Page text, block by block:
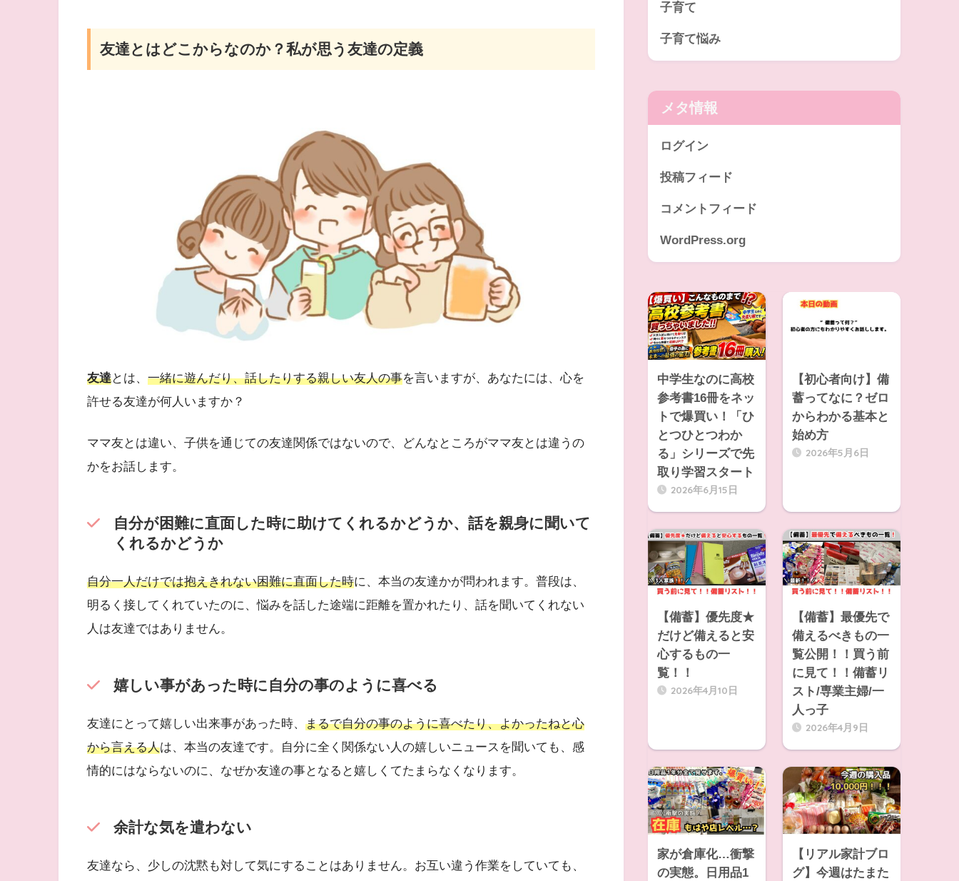
友達とはどこからなのか？私が思う友達の定義
友達とは、 一緒に遊んだり、話したりする親しい友人の事を言いますが、あなたには、心を
許せる友達が何人いますか？
ママ友とは違い、子供を通じての友達関係ではないので、どんなところがママ友とは違うの
かをお話します。
自分が困難に直面した時に助けてくれるかどうか、話を親身に聞いて
くれるかどうか
自分一人だけでは抱えきれない困難に直面した時に、本当の友達かが問われます。普段は、
明るく接してくれていたのに、悩みを話した途端に距離を置かれたり、話を聞いてくれない
人は友達ではありません。
嬉しい事があった時に自分の事のように喜べる
友達にとって嬉しい出来事があった時、 まるで自分の事のように喜べたり、よかったねと心
から言える人は、本当の友達です。自分に全く関係ない人の嬉しいニュースを聞いても、感
情的にはならないのに、なぜか友達の事となると嬉しくてたまらなくなります。
余計な気を遣わない
友達なら、少しの沈黙も対して気にすることはありません。お互い違う作業をしていても、
子育て
子育て悩み
メタ情報
ログイン
投稿フィード
コメントフィード
WordPress.org
中学生なのに高校
参考書16冊をネッ
トで爆買い！「ひ
とつひとつわか
る」シリーズで先
取り学習スタート
2026年6月15日
【初心者向け】備
蓄ってなに？ゼロ
からわかる基本と
始め方
2026年5月6日
【備蓄】優先度★
だけど備えると安
心するもの一
覧！！
2026年4月10日
【備蓄】最優先で
備えるべきもの一
覧公開！！買う前
に見て！！備蓄リ
スト/専業主婦/一
人っ子
2026年4月9日
家が倉庫化…衝撃
の実態。日用品1
【リアル家計ブロ
グ】今週はたまた